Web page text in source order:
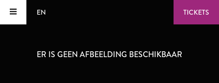
EN TICKETS
ER IS GEEN AFBEELDING BESCHIKBAAR